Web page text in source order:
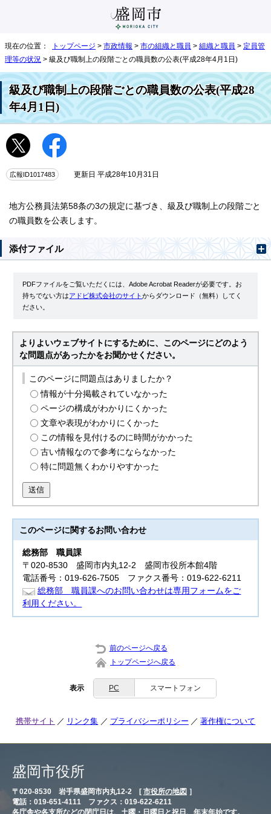
現在の位置： トップページ > 市政情報 > 市の組織と職員 > 組織と職員 > 定員管
理等の状況 > 級及び職制上の段階ごとの職員数の公表(平成28年4月1日)
級及び職制上の段階ごとの職員数の公表(平成28
年4月1日)
広報ID1017483 更新日 平成28年10月31日
地方公務員法第58条の3の規定に基づき、級及び職制上の段階ごと
の職員数を公表します。
添付ファイル
PDFファイルをご覧いただくには、Adobe Acrobat Readerが必要です。お
持ちでない方はアドビ株式会社のサイトからダウンロード（無料）してく
ださい。
よりよいウェブサイトにするために、このページにどのよう
な問題点があったかをお聞かせください。
このページに問題点はありましたか？
情報が十分掲載されていなかった
ページの構成がわかりにくかった
文章や表現がわかりにくかった
この情報を見付けるのに時間がかかった
古い情報なので参考にならなかった
特に問題無くわかりやすかった
送信
このページに関するお問い合わせ
総務部職員課
〒020-8530 盛岡市内丸12-2 盛岡市役所本館4階
電話番号：019-626-7505 ファクス番号：019-622-6211
総務部 職員課へのお問い合わせは専用フォームをご
利用ください。
前のページへ戻る
トップページへ戻る
表示 PC スマートフォン
携帯サイト リンク集 プライバシーポリシー 著作権について
盛岡市役所
〒020-8530 岩手県盛岡市内丸12-2 [ 市役所の地図 ］
電話：019-651-4111 ファクス：019-622-6211
各庁舎や各支所などの閉庁日は、土曜・日曜日と祝日、年末年始です。